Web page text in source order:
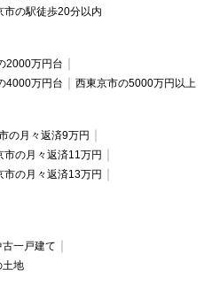
市の駅徒歩20分以内
2000万円台
4000万円台 西東京市の5000万円以上
の月々返済9万円
市の月々返済11万円
市の月々返済13万円
一戸建て
土地